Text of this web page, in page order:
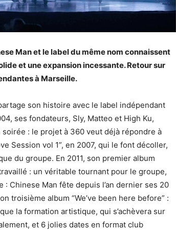
Man et le label du même nom connaissent
et une expansion incessante. Retour sur
à Marseille.
son histoire avec le label indépendant
ses fondateurs, Sly, Matteo et High Ku,
: le projet à 360 veut déjà répondre à
Session vol 1”, en 2007, qui le font décoller,
du groupe. En 2011, son premier album
: un véritable tournant pour le groupe,
Chinese Man fête depuis l’an dernier ses 20
troisième album “We’ve been here before” :
la formation artistique, qui s’achèvera sur
et 6 jolies dates en format club